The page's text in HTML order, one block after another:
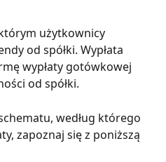
użytkownicy
od spółki. Wypłata
wypłaty gotówkowej
od spółki.
według którego
zapoznaj się z poniższą